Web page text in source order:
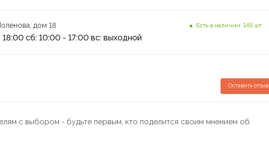
дом 18
сб: 10:00 - 17:00 вс: выходной
Есть в наличии: 146 шт
Оставить отзыв
с выбором - будьте первым, кто поделится своим мнением об